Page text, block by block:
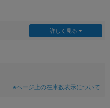
詳しく見る
※ページ上の在庫数表示について